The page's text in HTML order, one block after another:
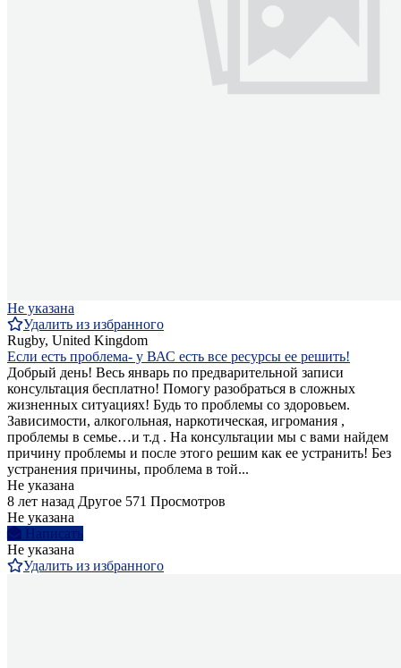
Не указана
Удалить из избранного
Rugby, United Kingdom
Если есть проблема- у ВАС есть все ресурсы ее решить!
Добрый день! Весь январь по предварительной записи
консультация бесплатно! Помогу разобраться в сложных
жизненных ситуациях! Будь то проблемы со здоровьем.
Зависимости, алкогольная, наркотическая, игромания ,
проблемы в семье…и т.д . На консультации мы с вами найдем
причину проблемы и после этого решим как ее устранить! Без
устранения причины, проблема в той...
Не указана
8 лет назад Другое 571 Просмотров
Не указана
Написать
Не указана
Удалить из избранного